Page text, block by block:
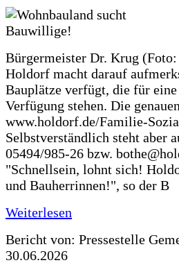
Bürgermeister Dr. Krug
Holdorf macht darauf
Bauplätze verfügt, die für
Verfügung stehen. Die
www.holdorf.de/Familie-
Selbstverständlich steht aber
05494/985-26 bzw.
"Schnellsein, lohnt sich!
und Bauherrinnen!", so der B
Weiterlesen
Bericht von: Pressestelle
30.06.2026